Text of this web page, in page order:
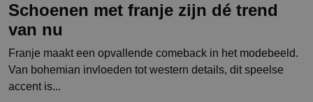
Schoenen met franje zijn dé trend
van nu
Franje maakt een opvallende comeback in het modebeeld.
Van bohemian invloeden tot western details, dit speelse
accent is...